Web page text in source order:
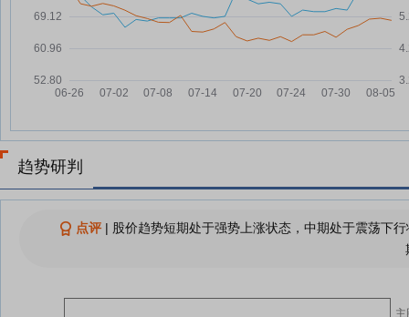
新一波“人脸交易”
07-21
07-21
2026年度电影票房破200亿元
吗
07-17
04-30
04-27
趋势研判
点评| 股价趋势短期处于强势上涨状态，中期处于震荡下
主